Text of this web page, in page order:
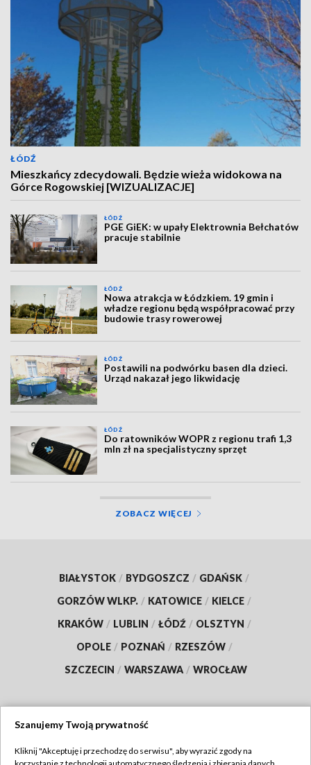
ŁÓDŹ
Mieszkańcy zdecydowali. Będzie wieża widokowa na
Górce Rogowskiej [WIZUALIZACJE]
ŁÓDŹ
PGE GiEK: w upały Elektrownia Bełchatów
pracuje stabilnie
ŁÓDŹ
Nowa atrakcja w Łódzkiem. 19 gmin i
władze regionu będą współpracować przy
budowie trasy rowerowej
ŁÓDŹ
Postawili na podwórku basen dla dzieci.
Urząd nakazał jego likwidację
ŁÓDŹ
Do ratowników WOPR z regionu trafi 1,3
mln zł na specjalistyczny sprzęt
ZOBACZ WIĘCEJ
BIAŁYSTOK / BYDGOSZCZ / GDAŃSK /
GORZÓW WLKP. / KATOWICE / KIELCE /
KRAKÓW / LUBLIN / ŁÓDŹ / OLSZTYN /
OPOLE / POZNAŃ / RZESZÓW /
SZCZECIN / WARSZAWA / WROCŁAW
Szanujemy Twoją prywatność
Kliknij "Akceptuję i przechodzę do serwisu", aby wyrazić zgody na